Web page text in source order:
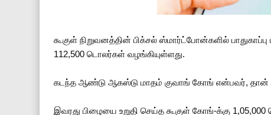
கூகுள் நிறுவனத்தின் பிக்சல் ஸ்மார்ட்போன்களில்
112,500 டொலர்கள் வழங்கியுள்ளது.
கடந்த ஆண்டு ஆகஸ்டு மாதம் குவாங் கோங் என்பவர், தான்
இவரது பிழையை உறுதி செய்த கூகுள் கோங்-க்கு